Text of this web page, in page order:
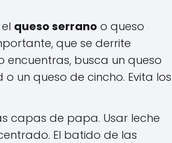
queso serrano o queso
que se derrite
busca un queso
un queso de cincho. Evita los
capas de papa. Usar leche
El batido de las